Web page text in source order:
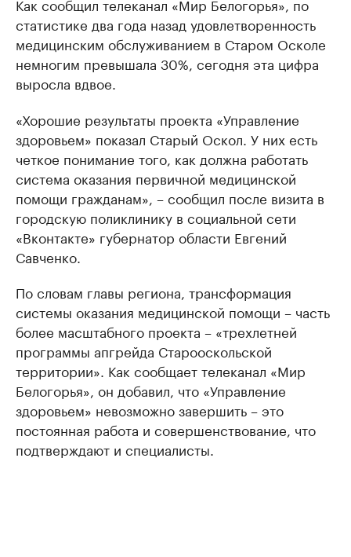
Как сообщил телеканал «Мир Белогорья», по
статистике два года назад удовлетворенность
медицинским обслуживанием в Старом Осколе
немногим превышала 30%, сегодня эта цифра
выросла вдвое.
«Хорошие результаты проекта «Управление
здоровьем» показал Старый Оскол. У них есть
четкое понимание того, как должна работать
система оказания первичной медицинской
помощи гражданам», – сообщил после визита в
городскую поликлинику в социальной сети
«Вконтакте» губернатор области Евгений
Савченко.
По словам главы региона, трансформация
системы оказания медицинской помощи – часть
более масштабного проекта – «трехлетней
программы апгрейда Старооскольской
территории». Как сообщает телеканал «Мир
Белогорья», он добавил, что «Управление
здоровьем» невозможно завершить – это
постоянная работа и совершенствование, что
подтверждают и специалисты.